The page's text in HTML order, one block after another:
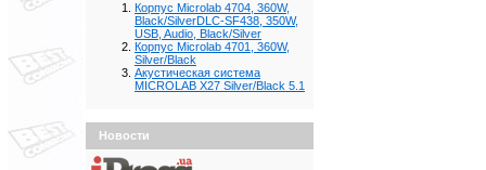
Корпус Microlab 4704, 360W,
Black/SilverDLC-SF438, 350W,
USB, Audio, Black/Silver
Корпус Microlab 4701, 360W,
Silver/Black
Акустическая система
MICROLAB X27 Silver/Black 5.1
Новости